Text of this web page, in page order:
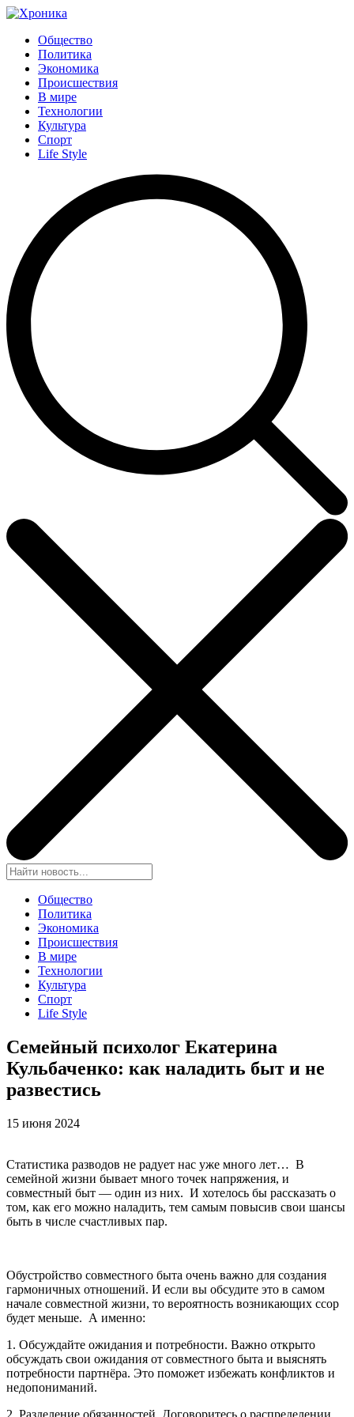
Общество
Политика
Экономика
Происшествия
В мире
Технологии
Культура
Спорт
Life Style
Общество
Политика
Экономика
Происшествия
В мире
Технологии
Культура
Спорт
Life Style
Семейный психолог Екатерина
Кульбаченко: как наладить быт и не
развестись
15 июня 2024
Статистика разводов не радует нас уже много лет… В
семейной жизни бывает много точек напряжения, и
совместный быт — один из них. И хотелось бы рассказать о
том, как его можно наладить, тем самым повысив свои шансы
быть в числе счастливых пар.
Обустройство совместного быта очень важно для создания
гармоничных отношений. И если вы обсудите это в самом
начале совместной жизни, то вероятность возникающих ссор
будет меньше. А именно:
1. Обсуждайте ожидания и потребности. Важно открыто
обсуждать свои ожидания от совместного быта и выяснять
потребности партнёра. Это поможет избежать конфликтов и
недопониманий.
2. Разделение обязанностей. Договоритесь о распределении